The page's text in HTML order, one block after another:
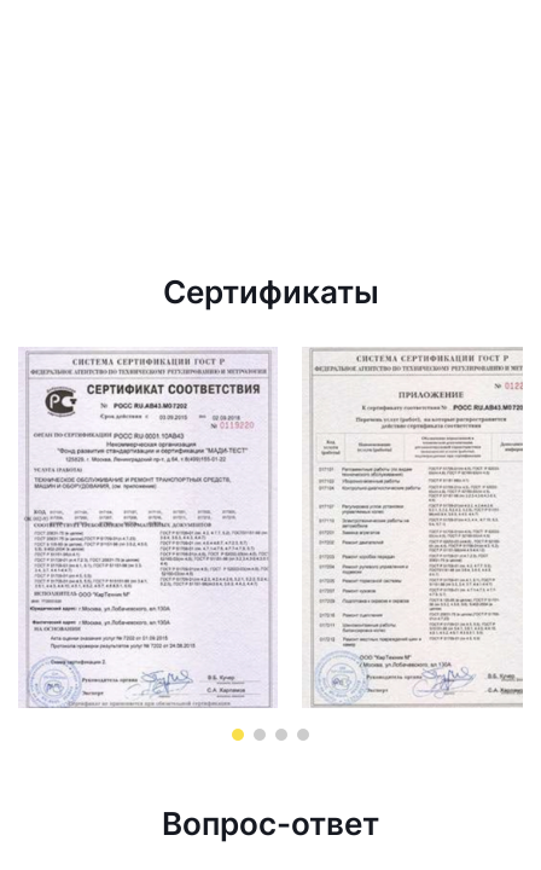
Сертификаты
Вопрос-ответ